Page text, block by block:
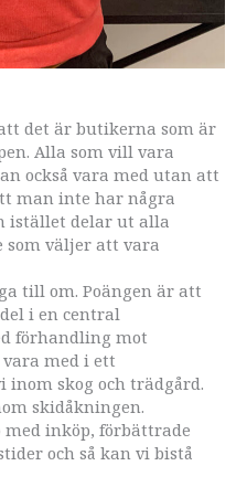
det är butikerna som är
Alla som vill vara
också vara med utan att
man inte har några
istället delar ut alla
som väljer att vara
till om. Poängen är att
i en central
förhandling mot
vara med i ett
inom skog och trädgård.
skidåkningen.
inköp, förbättrade
och så kan vi bistå